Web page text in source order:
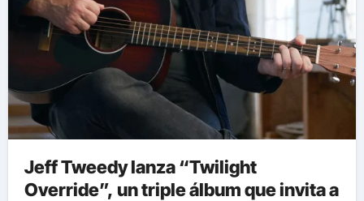
Jeff Tweedy lanza “Twilight
Override”, un triple álbum que invita a